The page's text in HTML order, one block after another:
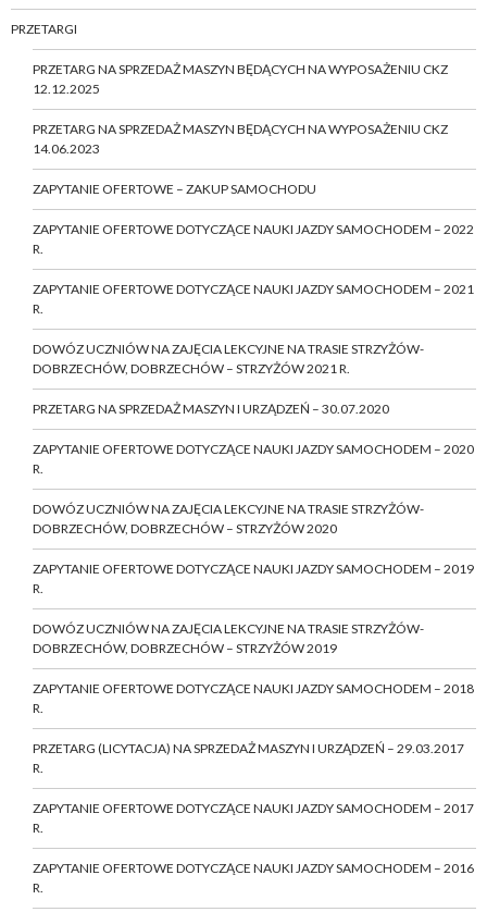
PRZETARGI
PRZETARG NA SPRZEDAŻ MASZYN BĘDĄCYCH NA WYPOSAŻENIU CKZ
12.12.2025
PRZETARG NA SPRZEDAŻ MASZYN BĘDĄCYCH NA WYPOSAŻENIU CKZ
14.06.2023
ZAPYTANIE OFERTOWE – ZAKUP SAMOCHODU
ZAPYTANIE OFERTOWE DOTYCZĄCE NAUKI JAZDY SAMOCHODEM – 2022
R.
ZAPYTANIE OFERTOWE DOTYCZĄCE NAUKI JAZDY SAMOCHODEM – 2021
R.
DOWÓZ UCZNIÓW NA ZAJĘCIA LEKCYJNE NA TRASIE STRZYŻÓW-
DOBRZECHÓW, DOBRZECHÓW – STRZYŻÓW 2021 R.
PRZETARG NA SPRZEDAŻ MASZYN I URZĄDZEŃ – 30.07.2020
ZAPYTANIE OFERTOWE DOTYCZĄCE NAUKI JAZDY SAMOCHODEM – 2020
R.
DOWÓZ UCZNIÓW NA ZAJĘCIA LEKCYJNE NA TRASIE STRZYŻÓW-
DOBRZECHÓW, DOBRZECHÓW – STRZYŻÓW 2020
ZAPYTANIE OFERTOWE DOTYCZĄCE NAUKI JAZDY SAMOCHODEM – 2019
R.
DOWÓZ UCZNIÓW NA ZAJĘCIA LEKCYJNE NA TRASIE STRZYŻÓW-
DOBRZECHÓW, DOBRZECHÓW – STRZYŻÓW 2019
ZAPYTANIE OFERTOWE DOTYCZĄCE NAUKI JAZDY SAMOCHODEM – 2018
R.
PRZETARG (LICYTACJA) NA SPRZEDAŻ MASZYN I URZĄDZEŃ – 29.03.2017
R.
ZAPYTANIE OFERTOWE DOTYCZĄCE NAUKI JAZDY SAMOCHODEM – 2017
R.
ZAPYTANIE OFERTOWE DOTYCZĄCE NAUKI JAZDY SAMOCHODEM – 2016
R.